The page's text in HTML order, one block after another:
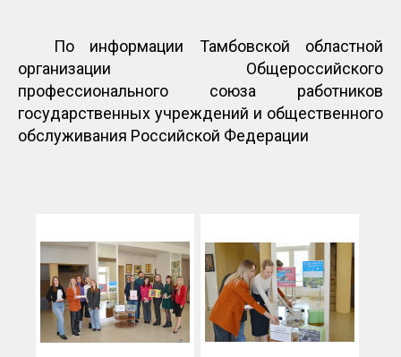
По информации Тамбовской областной
организации Общероссийского
профессионального союза работников
государственных учреждений и общественного
обслуживания Российской Федерации